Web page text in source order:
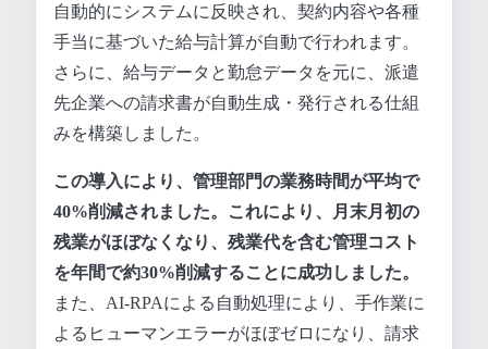
自動的にシステムに反映され、契約内容や各種
手当に基づいた給与計算が自動で行われます。
さらに、給与データと勤怠データを元に、派遣
先企業への請求書が自動生成・発行される仕組
みを構築しました。
この導入により、管理部門の業務時間が平均で
40%削減されました。これにより、月末月初の
残業がほぼなくなり、残業代を含む管理コスト
を年間で約30%削減することに成功しました。
また、AI-RPAによる自動処理により、手作業に
よるヒューマンエラーがほぼゼロになり、請求